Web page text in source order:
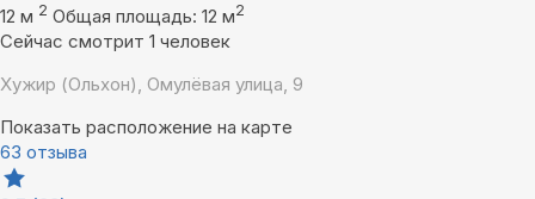
12 м 2 Общая площадь: 12 м2
Сейчас смотрит 1 человек
Хужир (Ольхон), Омулёвая улица, 9
Показать расположение на карте
63 отзыва